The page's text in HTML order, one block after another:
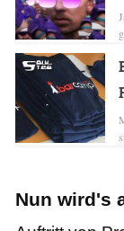
Nun wird's